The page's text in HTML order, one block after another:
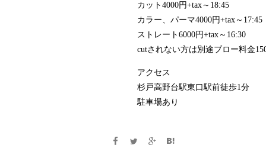
カット4000円+tax～18:45
カラー、パーマ4000円+tax～17:45
ストレート6000円+tax～16:30
cutされない方は別途ブロー料金
アクセス
杉戸高野台駅東口駅前徒歩1分
駐車場あり